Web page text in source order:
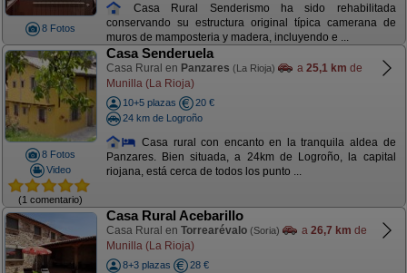
8 Fotos
Casa Rural Senderismo ha sido rehabilitada
conservando su estructura original típica camerana de
muros de mamposteria y madera, incluyendo e ...
8 Fotos
Video
(1 comentario)
Casa Senderuela
Casa Rural en Panzares (La Rioja) a 25,1 km de
Munilla (La Rioja)
10+5 plazas
20 €
24 km de Logroño
Casa rural con encanto en la tranquila aldea de
Panzares. Bien situada, a 24km de Logroño, la capital
riojana, está cerca de todos los punto ...
Casa Rural Acebarillo
Casa Rural en Torrearévalo (Soria) a 26,7 km de
Munilla (La Rioja)
8+3 plazas
28 €